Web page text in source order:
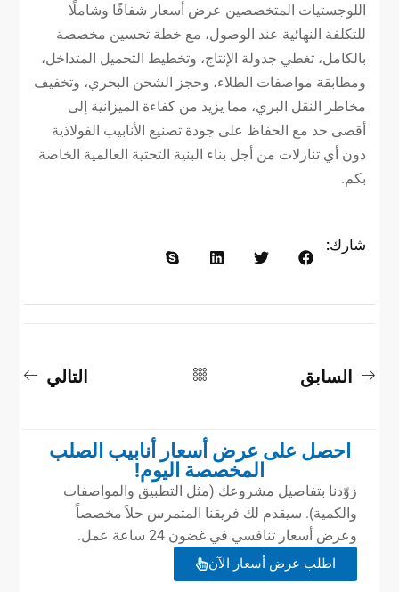
اللوجستيات المتخصصين عرض أسعار شفافًا وشاملًا
للتكلفة النهائية عند الوصول، مع خطة تحسين مخصصة
بالكامل، تغطي جدولة الإنتاج، وتخطيط التحميل المتداخل،
ومطابقة مواصفات الطلاء، وحجز الشحن البحري، وتخفيف
مخاطر النقل البري، مما يزيد من كفاءة الميزانية إلى
أقصى حد مع الحفاظ على جودة تصنيع الأنابيب الفولاذية
دون أي تنازلات من أجل بناء البنية التحتية العالمية الخاصة
بكم.
شارك:
السابق التالي
احصل على عرض أسعار أنابيب الصلب
المخصصة اليوم!
زوّدنا بتفاصيل مشروعك (مثل التطبيق والمواصفات
والكمية). سيقدم لك فريقنا المتمرس حلاً مخصصاً
وعرض أسعار تنافسي في غضون 24 ساعة عمل.
اطلب عرض أسعار الآن